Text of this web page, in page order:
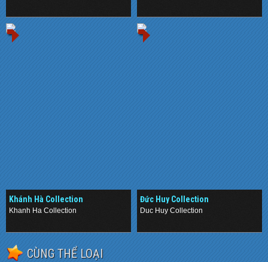
Khánh Hà Collection
Khanh Ha Collection
Đức Huy Collection
Duc Huy Collection
CÙNG THỂ LOẠI